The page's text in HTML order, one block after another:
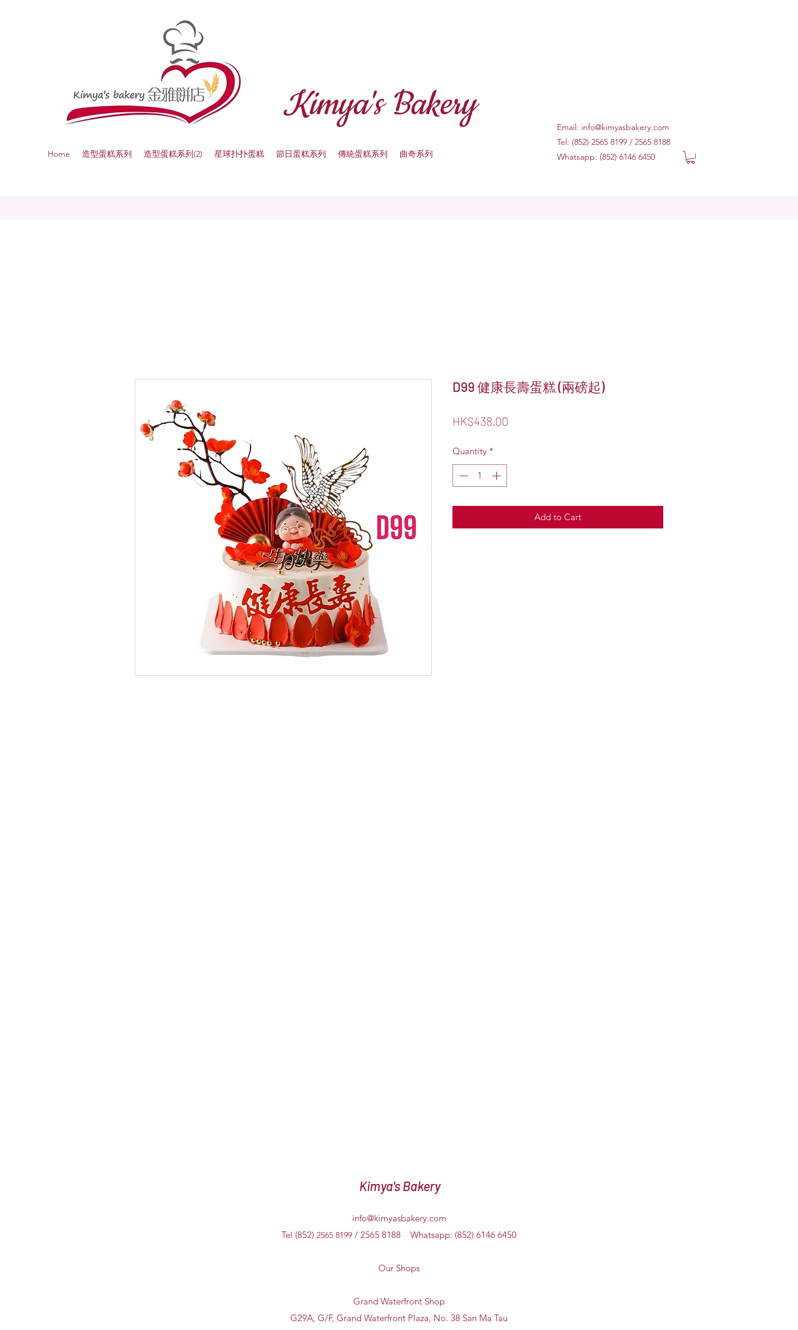
Kimya's Bakery
Home 造型蛋糕系列 造型蛋糕系列(2) 星球扑扑蛋糕 節日蛋糕系列 傳統蛋糕系列 曲奇系列
Email: info@kimyasbakery.com
Tel: (852) 2565 8199 / 2565 8188
Whatsapp: (852) 6146 6450
D99 健康長壽蛋糕 (兩磅起)
HK$438.00
Quantity *
Add to Cart
Kimya's Bakery
info@kimyasbakery.com
Tel (852) 2565 8199 / 2565 8188 Whatsapp: (852) 6146 6450
Our Shops
Grand Waterfront Shop
G29A, G/F, Grand Waterfront Plaza, No. 38 San Ma Tau